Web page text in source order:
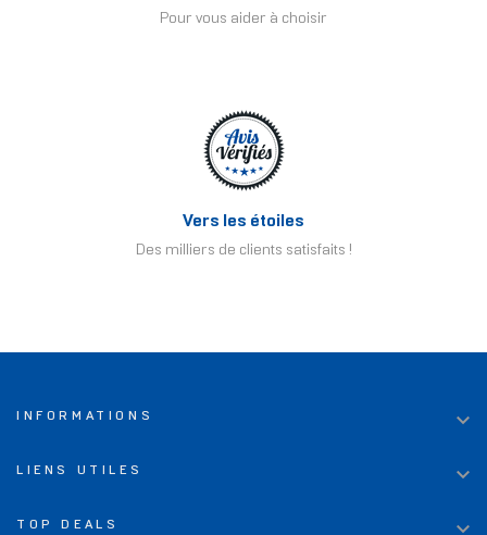
Pour vous aider à choisir
Vers les étoiles
Des milliers de clients satisfaits !
INFORMATIONS 
LIENS UTILES 
TOP DEALS 